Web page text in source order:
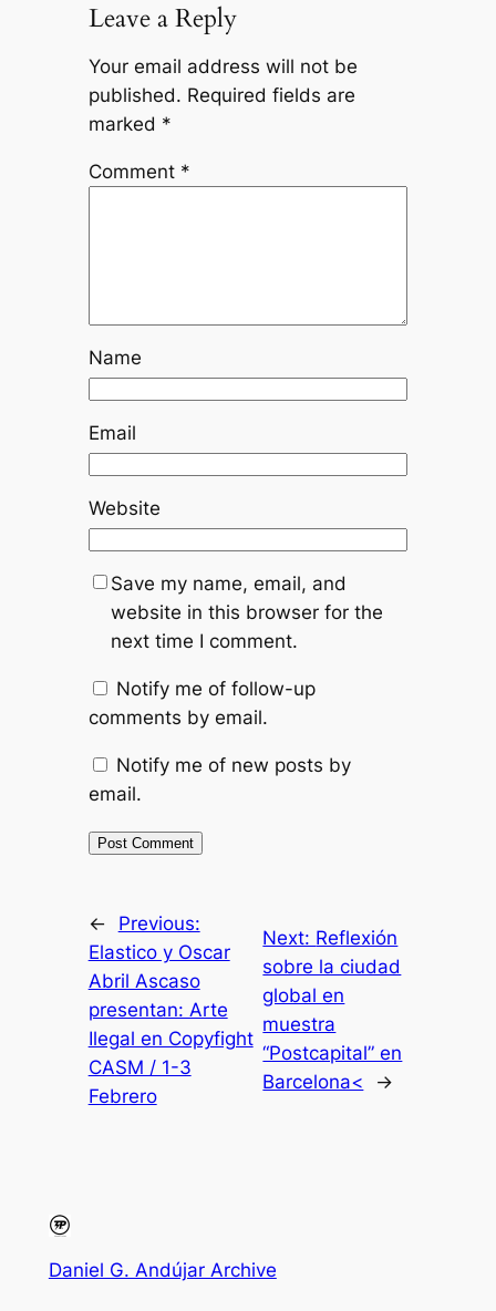
Leave a Reply
Your email address will not be
published. Required fields are
marked *
Comment *
Name
Email
Website
Save my name, email, and
website in this browser for the
next time I comment.
Notify me of follow-up
comments by email.
Notify me of new posts by
email.
←
Previous:
Elastico y Oscar
Abril Ascaso
presentan: Arte
Ilegal en Copyfight
CASM / 1-3
Febrero
Next: Reflexión
sobre la ciudad
global en
muestra
“Postcapital” en
Barcelona<
→
Daniel G. Andújar Archive